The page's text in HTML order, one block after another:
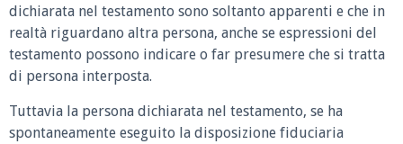
dichiarata nel testamento sono soltanto apparenti e che in
realtà riguardano altra persona, anche se espressioni del
testamento possono indicare o far presumere che si tratta
di persona interposta.
Tuttavia la persona dichiarata nel testamento, se ha
spontaneamente eseguito la disposizione fiduciaria